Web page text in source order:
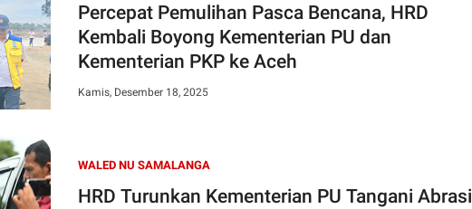
Percepat Pemulihan Pasca Bencana, HRD
Kembali Boyong Kementerian PU dan
Kementerian PKP ke Aceh
Kamis, Desember 18, 2025
WALED NU SAMALANGA
HRD Turunkan Kementerian PU Tangani Abrasi